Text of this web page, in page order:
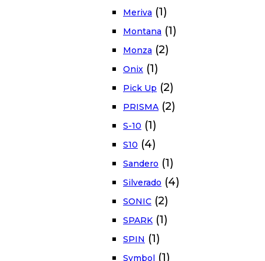
Meriva (1)
Montana (1)
Monza (2)
Onix (1)
Pick Up (2)
PRISMA (2)
S-10 (1)
S10 (4)
Sandero (1)
Silverado (4)
SONIC (2)
SPARK (1)
SPIN (1)
Symbol (1)